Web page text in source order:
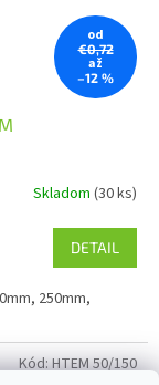
od
€0,72
až
–12 %
Skladom (30 ks)
DETAIL
250mm,
Kód:HTEM 50/150